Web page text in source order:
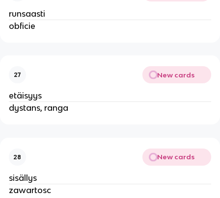
runsaasti
obficie
27 New cards
etäisyys
dystans, ranga
28 New cards
sisällys
zawartosc